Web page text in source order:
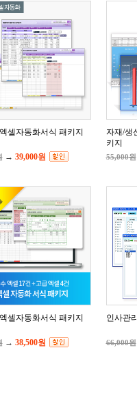
셀자동화서식 패키지
→ 39,000원
자재/생
키지
55,000원
셀자동화서식 패키지
→ 38,500원
인사관
66,000원